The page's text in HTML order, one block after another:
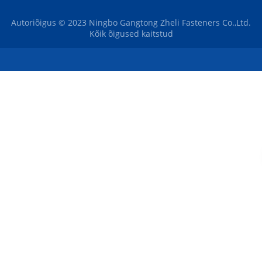
Autoriõigus © 2023 Ningbo Gangtong Zheli Fasteners Co.,Ltd.
Kõik õigused kaitstud